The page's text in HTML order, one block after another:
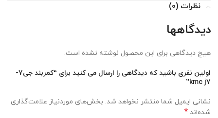
نظرات (0)
دیدگاهها
هیچ دیدگاهی برای این محصول نوشته نشده است.
اولین نفری باشید که دیدگاهی را ارسال می کنید برای “کمربند جی7-
kmc j7”
نشانی ایمیل شما منتشر نخواهد شد. بخش‌های موردنیاز علامت‌گذاری
شده‌اند *